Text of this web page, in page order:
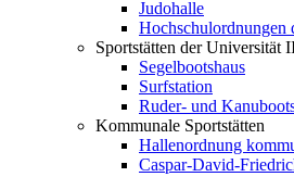
Judohalle
Hochschulordnungen
Sportstätten der Universität
Segelbootshaus
Surfstation
Ruder- und
Kommunale Sportstätten
Hallenordnung
Caspar-David-